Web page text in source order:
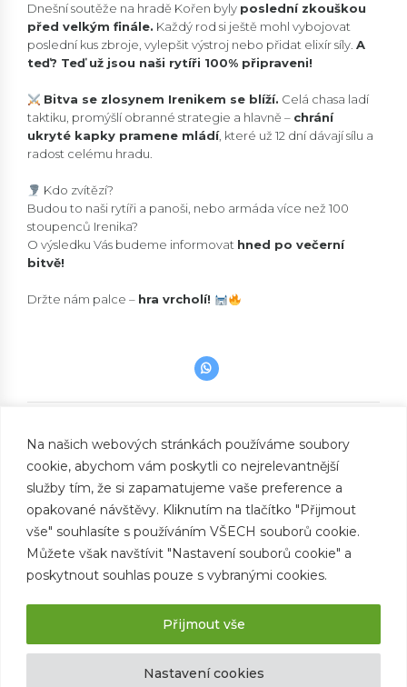
Na našich webových stránkách používáme soubory
cookie, abychom vám poskytli co nejrelevantnější
služby tím, že si zapamatujeme vaše preference a
opakované návštěvy. Kliknutím na tlačítko "Přijmout
vše" souhlasíte s používáním VŠECH souborů cookie.
Můžete však navštívit "Nastavení souborů cookie" a
poskytnout souhlas pouze s vybranými cookies.
Nastavení cookies
Přijmout vše
Dnešní soutěže na hradě Kořen byly poslední zkouškou
před velkým finále. Každý rod si ještě mohl vybojovat
poslední kus zbroje, vylepšit výstroj nebo přidat elixír síly. A
teď? Teď už jsou naši rytíři 100% připraveni!
Bitva se zlosynem Irenikem se blíží. Celá chasa ladí
taktiku, promýšlí obranné strategie a hlavně – chrání
ukryté kapky pramene mládí, které už 12 dní dávají sílu a
radost celému hradu.
Kdo zvítězí?
Budou to naši rytíři a panoši, nebo armáda více než 100
stoupenců Irenika?
O výsledku Vás budeme informovat hned po večerní
bitvě!
Držte nám palce – hra vrcholí!
Střípky z výletů před bouřkou – motýli, louky a
přípravy na bitvu!
Den s oddílem Klárky – pohyb, tvoření a
kapka deště